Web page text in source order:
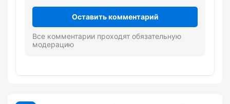
Оставить комментарий
Все комментарии проходят обязательную
модерацию